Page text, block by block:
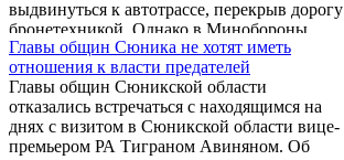
выдвинуться к автотрассе, перекрыв дорогу
бронетехникой. Однако в Минобороны
Армении отрицают, что имел место какой-
либо инцидент.
Главы общин Сюника не хотят иметь
отношения к власти предателей
Главы общин Сюникской области
отказались встречаться с находящимся на
днях с визитом в Сюникской области вице-
премьером РА Тиграном Авиняном. Об